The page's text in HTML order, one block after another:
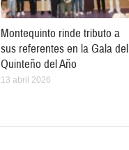
Montequinto rinde tributo a
sus referentes en la Gala del
Quinteño del Año
13 abril 2026